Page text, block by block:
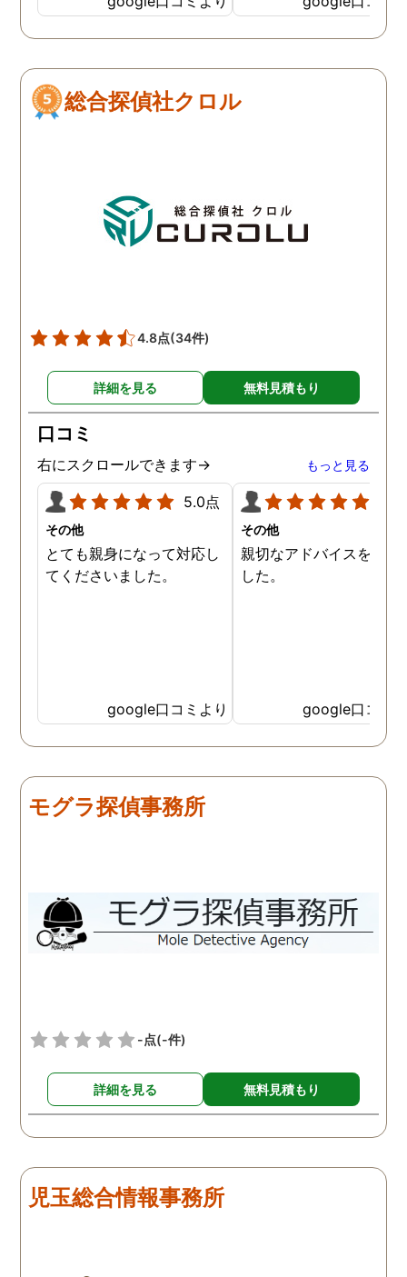
とても鮮明に写っていたの
で、再度、調査をお願いさ
度、自分でも行動パターン
の把握をしていましたが、
ズでした。 とくに、急なお
願いの時に人員を手配して
頂き、ホテルからの証拠を
後の事についてアドバイス
を頂いて、とても信頼出来
る探偵事務所さんだと、あ
らためて思いました。 事務
所の皆様にお世話になった
ので、クチコミの方書かせ
ていただきます。ありがと
うございました。
偵事務所です
総合探偵社クロル
4.8点(34件)
詳細を見る 無料見積もり
口コミ
右にスクロールできます→ もっと見る
5.0点
その他
とても親身になって対応し
てくださいました。
google口コミより
その他
親切なアドバイスを頂き
した。
google口コミ
モグラ探偵事務所
-点(-件)
詳細を見る 無料見積もり
児玉総合情報事務所